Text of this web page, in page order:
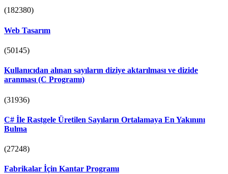
(182380)
Web Tasarım
(50145)
Kullanıcıdan alınan sayıların diziye aktarılması ve dizide
aranması (C Programı)
(31936)
C# İle Rastgele Üretilen Sayıların Ortalamaya En Yakınını
Bulma
(27248)
Fabrikalar İçin Kantar Programı